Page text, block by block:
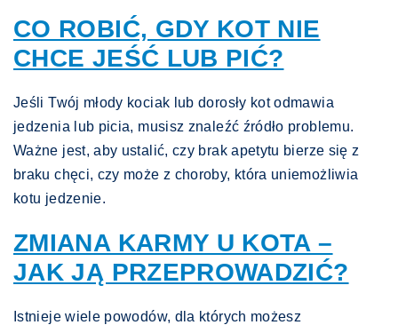
CO ROBIĆ, GDY KOT NIE
CHCE JEŚĆ LUB PIĆ?
Jeśli Twój młody kociak lub dorosły kot odmawia
jedzenia lub picia, musisz znaleźć źródło problemu.
Ważne jest, aby ustalić, czy brak apetytu bierze się z
braku chęci, czy może z choroby, która uniemożliwia
kotu jedzenie.
ZMIANA KARMY U KOTA –
JAK JĄ PRZEPROWADZIĆ?
Istnieje wiele powodów, dla których możesz